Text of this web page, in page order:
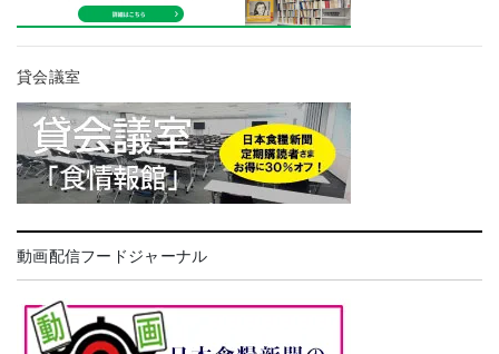
貸会議室
動画配信フードジャーナル